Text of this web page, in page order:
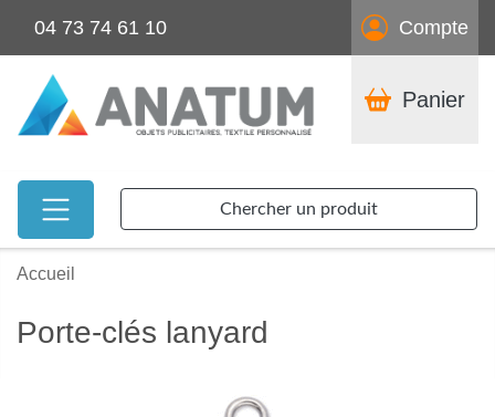
04 73 74 61 10 Compte
Panier
Chercher un produit
Accueil
Porte-clés lanyard